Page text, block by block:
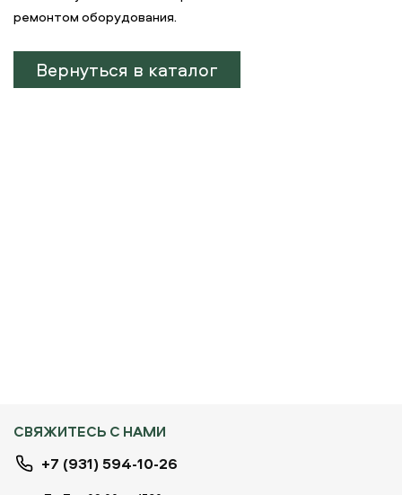
ремонтом оборудования.
Вернуться в каталог
СВЯЖИТЕСЬ С НАМИ
+7 (931) 594-10-26